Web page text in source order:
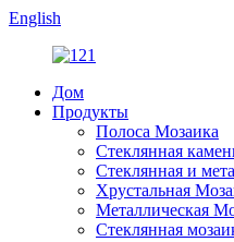
English
Дом
Продукты
Полоса Мозаика
Стеклянная
Стеклянная и
Хрустальная
Металлическая
Стеклянная